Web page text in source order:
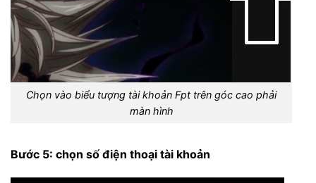
Chọn vào biểu tượng tài khoản Fpt trên góc cao phải
màn hình
Bước 5: chọn số điện thoại tài khoản